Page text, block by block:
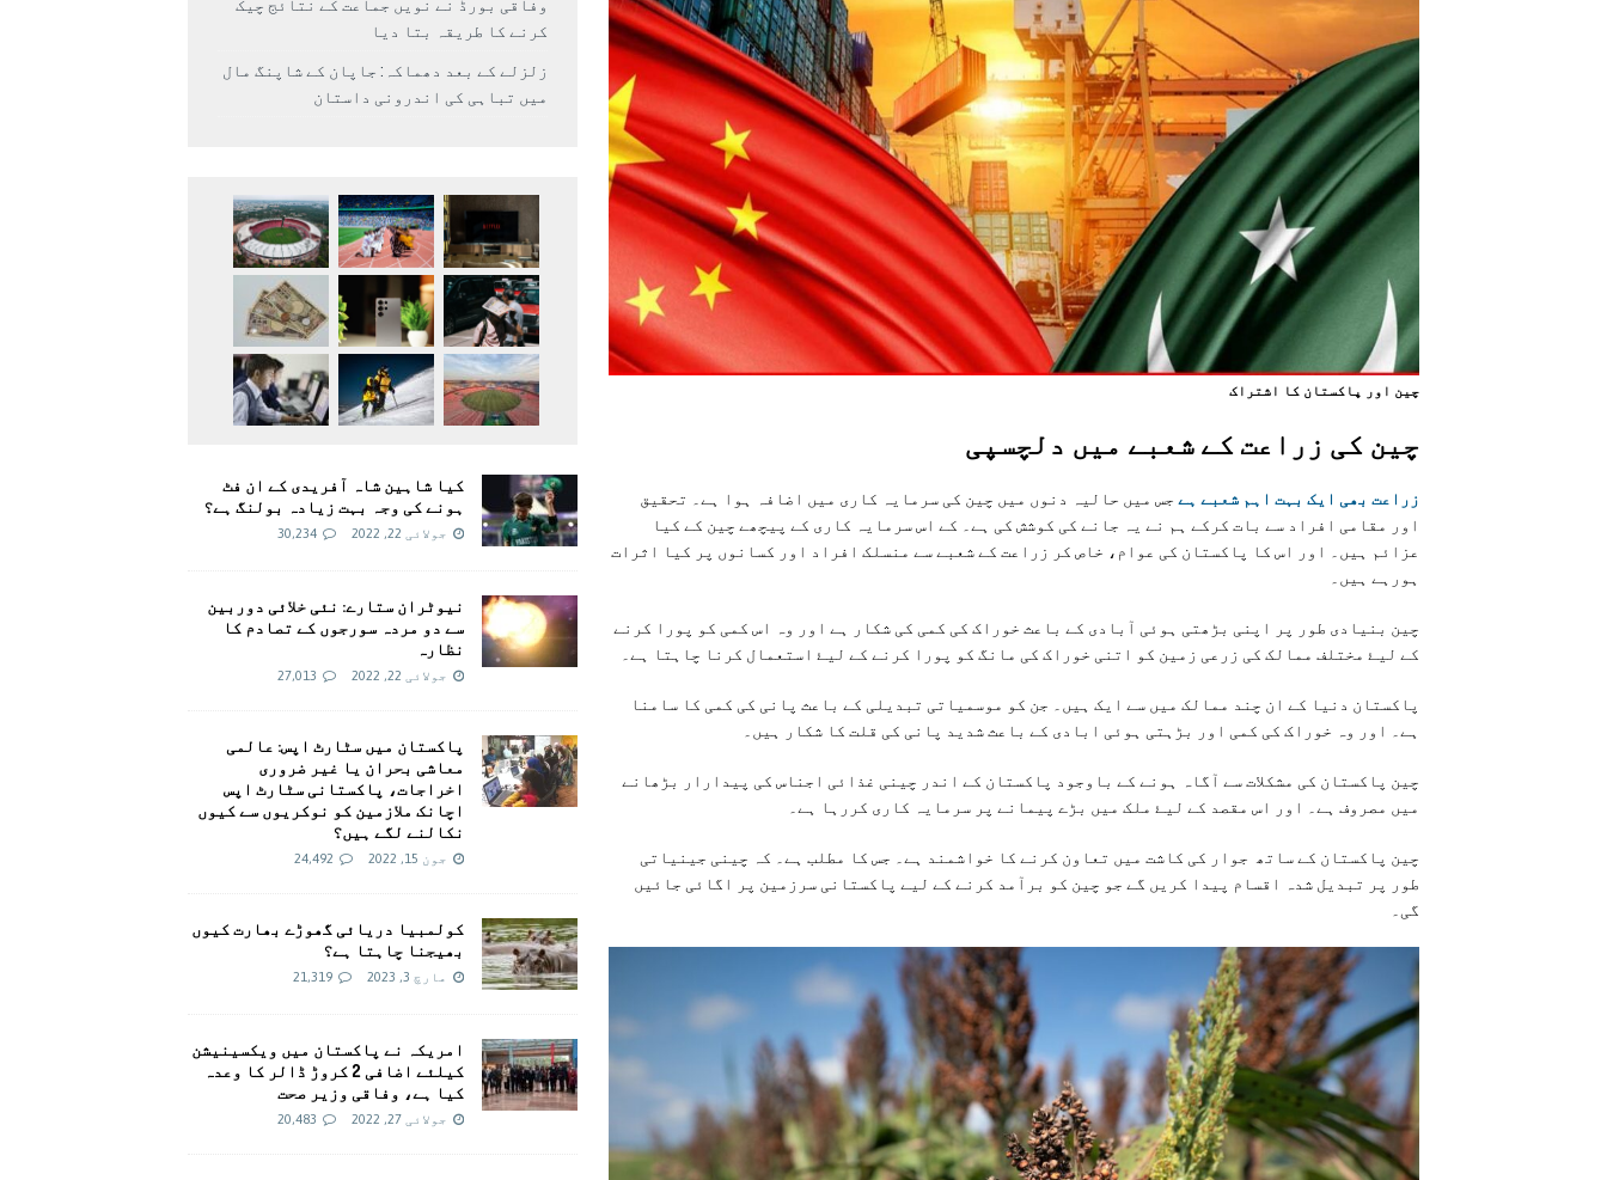
چين اور پاکستان کا اشتراک
چين کی زراعت کے شعبے ميں دلچسپی
زراعت بھی ايک بہت اہم شعبے ہے جس ميں حاليہ دنوں ميں چين کی سرمايہ کاری ميں اضافہ ہوا ہے۔ تحقيق
اور مقامی افراد سے بات کرکے ہم نے یہ جانے کی کوشش کی ہے۔ کے اس سرمايہ کاری کے پيچھے چين کے کيا
عزائم ہيں۔ اور اس کا پاکستان کی عوام، خاص کر زراعت کے شعبے سے منسلک افراد اور کسانوں پر کيا اثرات
ہورہے ہيں۔
چین بنیادی طور پر اپنی بڑھتی ہوئی آبادی کے باعث خوراک کی کمی کی شکار ہے اور وہ اس کمی کو پورا کرنے
کے ليۓ مختلف ممالک کی زرعی زمين کو اتنی خوراک کی مانگ کو پورا کرنے کے ليۓ استعمال کرنا چاہتا ہے۔
پاکستان دنيا کے ان چند ممالک میں سے ايک ہيں۔ جن کو موسمياتی تبديلی کے باعث پانی کی کمی کا سامنا
ہے۔ اور وہ خوراک کی کمی اور بڑہتی ہوئی ابادی کے باعث شدید پانی کی قلت کا شکار ہيں۔
چین پاکستان کی مشکلات سے آگاہ ہونے کے باوجود پاکستان کے اندر چينی غذائی اجناس کی پيدارار بڑھانے
ميں مصروف ہے۔ اور اس مقصد کے ليۓ ملک ميں بڑے پيمانے پر سرمايہ کاری کررہا ہے۔
چین پاکستان کے ساتھ جوار کی کاشت میں تعاون کرنے کا خواشمند ہے۔ جس کا مطلب ہے۔ کہ چینی جینیاتی
طور پر تبدیل شدہ اقسام پیدا کریں گے جو چین کو برآمد کرنے کے لیے پاکستانی سرزمین پر اگائی جائیں
گی۔
وفاقی بورڈ نے نویں جماعت کے نتائج چیک
کرنے کا طریقہ بتا دیا
زلزلے کے بعد دھماکہ: جاپان کے شاپنگ مال
میں تباہی کی اندرونی داستان
کیا شاہین شاہ آفریدی کے ان فٹ
ہونے کی وجہ بہت زیادہ بولنگ ہے؟
جولائی 22, 2022 30,234
نیوٹران ستارے: نئی خلائی دوربین
سے دو مردہ سورجوں کے تصادم کا
نظارہ
جولائی 22, 2022 27,013
پاکستان میں سٹارٹ اپس: عالمی
معاشی بحران یا غیر ضروری
اخراجات، پاکستانی سٹارٹ اپس
اچانک ملازمین کو نوکریوں سے کیوں
نکالنے لگے ہیں؟
جون 15, 2022 24,492
کولمبیا دریائی گھوڑے بھارت کیوں
بھیجنا چاہتا ہے؟
مارچ 3, 2023 21,319
امريکہ نے پاکستان میں ویکسینیشن
کیلئے اضافی 2 کروڑ ڈالر کا وعدہ
کیا ہے، وفاقی وزیر صحت
جولائی 27, 2022 20,483